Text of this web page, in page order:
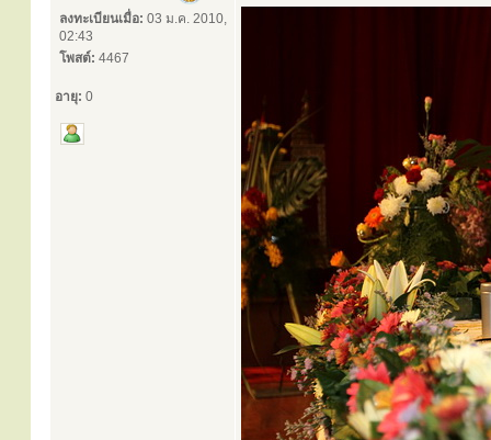
ลงทะเบียนเมื่อ: 03 ม.ค. 2010,
02:43
โพสต์: 4467
อายุ: 0